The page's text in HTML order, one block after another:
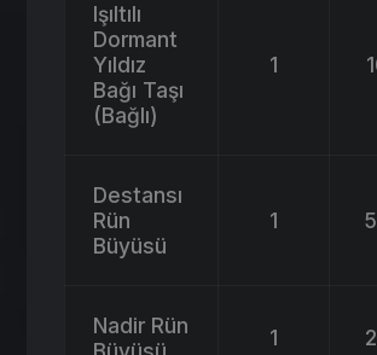
Işıltılı
Dormant
Yıldız
Bağı Taşı
(Bağlı)
1
Destansı
Rün
Büyüsü
1
Nadir Rün
1